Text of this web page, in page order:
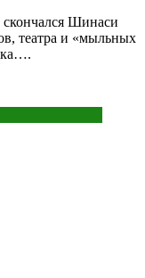
скончался Шинаси
театра и «мыльных